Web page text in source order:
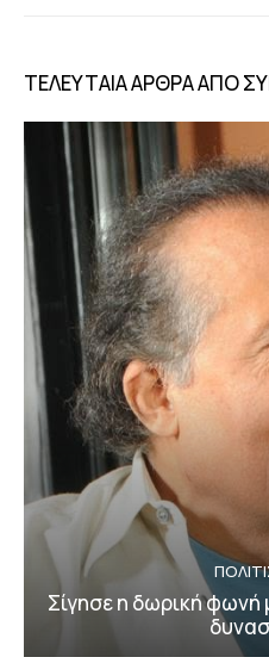
ΤΕΛΕΥΤΑΙΑ ΑΡΘΡΑ ΑΠΟ
Σίγησε η δωρική φωνή